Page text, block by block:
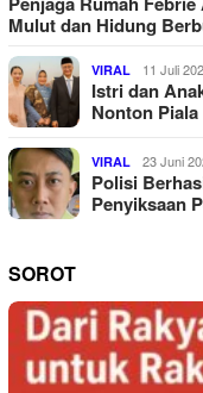
Mulut dan Hidung
VIRAL 11 Juli
Istri dan
Nonton
VIRAL 23 Juni
Polisi
Penyiksaan
SOROT